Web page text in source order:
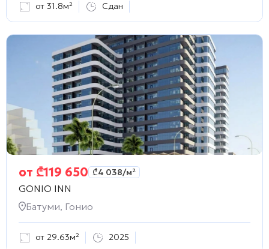
от 31.8м² Сдан
от ₾119 650 ₾4 038/м²
GONIO INN
Батуми, Гонио
от 29.63м² 2025